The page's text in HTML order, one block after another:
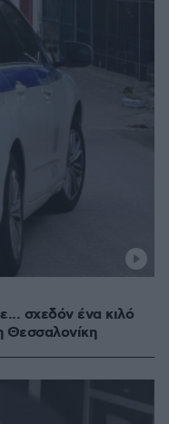
σχεδόν ένα κιλό
Θεσσαλονίκη